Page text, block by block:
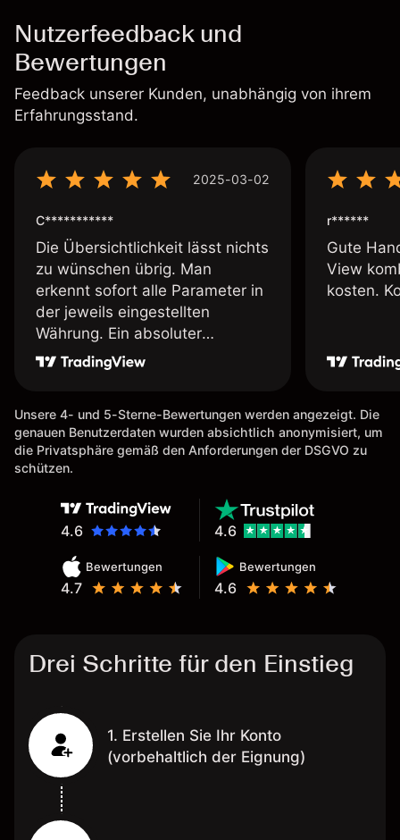
Nutzerfeedback und
Bewertungen
Feedback unserer Kunden, unabhängig von ihrem
Erfahrungsstand.
2025-03-02
C***********
Die Übersichtlichkeit lässt nichts
zu wünschen übrig. Man
erkennt sofort alle Parameter in
der jeweils eingestellten
Währung. Ein absoluter
Pluspunkt an dieser Stelle.
r******
Gute
View
kosten.
Unsere 4- und 5-Sterne-Bewertungen werden angezeigt. Die
genauen Benutzerdaten wurden absichtlich anonymisiert, um
die Privatsphäre gemäß den Anforderungen der DSGVO zu
schützen.
4.6
Bewertungen
4.7
Bewertungen
4.6
4.6
Drei Schritte für den Einstieg
1. Erstellen Sie Ihr Konto
(vorbehaltlich der Eignung)